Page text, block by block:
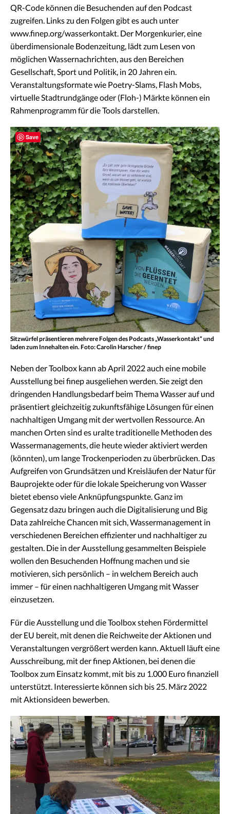
QR-Code können die Besuchenden auf den Podcast
zugreifen. Links zu den Folgen gibt es auch unter
www.finep.org/wasserkontakt. Der Morgenkurier, eine
überdimensionale Bodenzeitung, lädt zum Lesen von
möglichen Wassernachrichten, aus den Bereichen
Gesellschaft, Sport und Politik, in 20 Jahren ein.
Veranstaltungsformate wie Poetry-Slams, Flash Mobs,
virtuelle Stadtrundgänge oder (Floh-) Märkte können ein
Rahmenprogramm für die Tools darstellen.
Sitzwürfel präsentieren mehrere Folgen des Podcasts „Wasserkontakt“ und
laden zum Innehalten ein. Foto: Carolin Harscher / finep
Neben der Toolbox kann ab April 2022 auch eine mobile
Ausstellung bei finep ausgeliehen werden. Sie zeigt den
dringenden Handlungsbedarf beim Thema Wasser auf und
präsentiert gleichzeitig zukunftsfähige Lösungen für einen
nachhaltigen Umgang mit der wertvollen Ressource. An
manchen Orten sind es uralte traditionelle Methoden des
Wassermanagements, die heute wieder aktiviert werden
(könnten), um lange Trockenperioden zu überbrücken. Das
Aufgreifen von Grundsätzen und Kreisläufen der Natur für
Bauprojekte oder für die lokale Speicherung von Wasser
bietet ebenso viele Anknüpfungspunkte. Ganz im
Gegensatz dazu bringen auch die Digitalisierung und Big
Data zahlreiche Chancen mit sich, Wassermanagement in
verschiedenen Bereichen effizienter und nachhaltiger zu
gestalten. Die in der Ausstellung gesammelten Beispiele
wollen den Besuchenden Hoffnung machen und sie
motivieren, sich persönlich – in welchem Bereich auch
immer – für einen nachhaltigeren Umgang mit Wasser
einzusetzen.
Für die Ausstellung und die Toolbox stehen Fördermittel
der EU bereit, mit denen die Reichweite der Aktionen und
Veranstaltungen vergrößert werden kann. Aktuell läuft eine
Ausschreibung, mit der finep Aktionen, bei denen die
Toolbox zum Einsatz kommt, mit bis zu 1.000 Euro finanziell
unterstützt. Interessierte können sich bis 25. März 2022
mit Aktionsideen bewerben.
Save